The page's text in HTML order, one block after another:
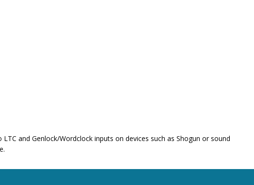
and Genlock/Wordclock inputs on devices such as Shogun or sound